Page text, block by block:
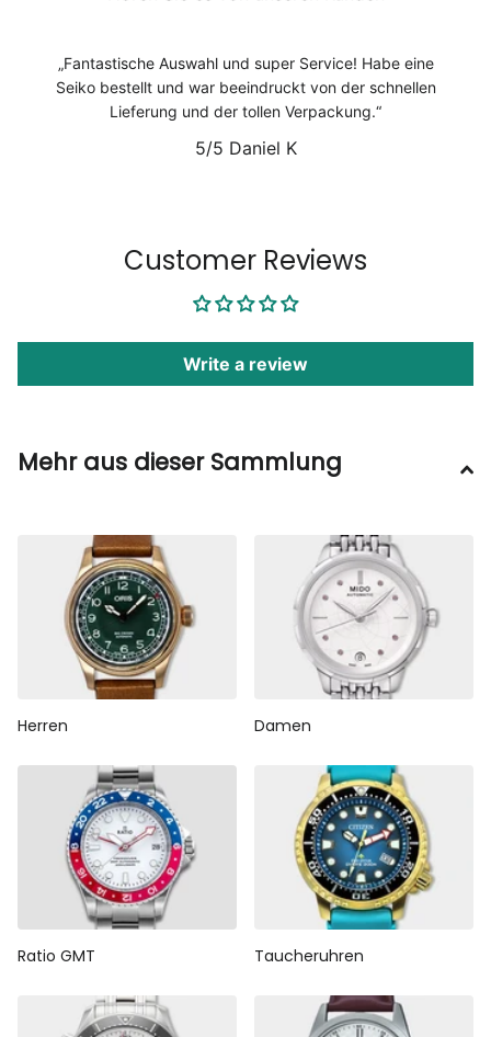
Fantastische Auswahl und super Service! Habe eine
Seiko bestellt und war beeindruckt von der schnellen
Lieferung und der tollen Verpackung.
5/5 Daniel K
Customer Reviews
Write a review
Mehr aus dieser Sammlung
Herren Damen
Ratio GMT Taucheruhren